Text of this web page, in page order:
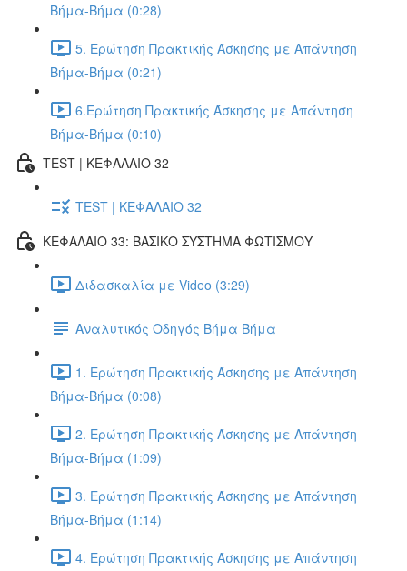
Βήμα-Βήμα (0:28)
5. Ερώτηση Πρακτικής Άσκησης με Απάντηση
Βήμα-Βήμα (0:21)
6.Ερώτηση Πρακτικής Άσκησης με Απάντηση
Βήμα-Βήμα (0:10)
TEST | ΚΕΦΑΛΑΙΟ 32
TEST | ΚΕΦΑΛΑΙΟ 32
ΚΕΦΑΛΑΙΟ 33: ΒΑΣΙΚΟ ΣΥΣΤΗΜΑ ΦΩΤΙΣΜΟΥ
Διδασκαλία με Video (3:29)
Αναλυτικός Οδηγός Βήμα Βήμα
1. Ερώτηση Πρακτικής Άσκησης με Απάντηση
Βήμα-Βήμα (0:08)
2. Ερώτηση Πρακτικής Άσκησης με Απάντηση
Βήμα-Βήμα (1:09)
3. Ερώτηση Πρακτικής Άσκησης με Απάντηση
Βήμα-Βήμα (1:14)
4. Ερώτηση Πρακτικής Άσκησης με Απάντηση